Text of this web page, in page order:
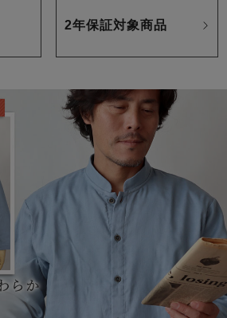
2年保証対象商品